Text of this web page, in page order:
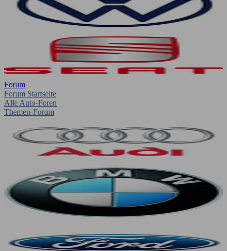
Forum
Forum Startseite
Alle Auto-Foren
Themen-Forum